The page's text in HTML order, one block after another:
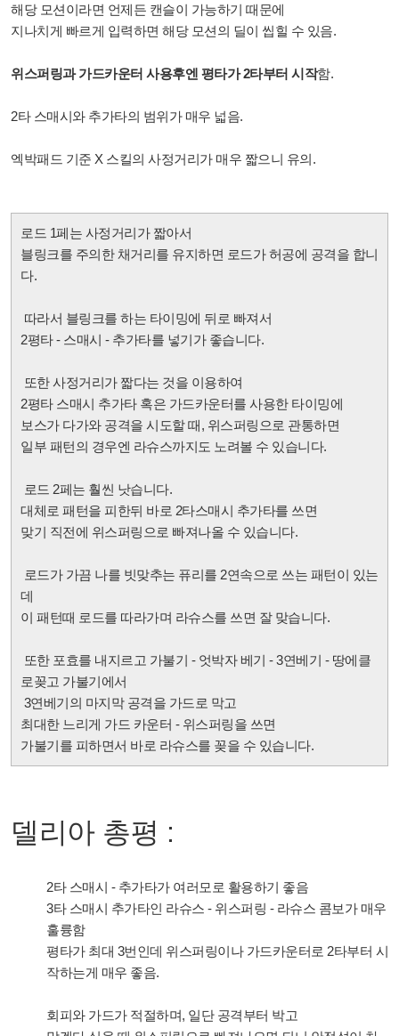
해당 모션이라면 언제든 캔슬이 가능하기 때문에
지나치게 빠르게 입력하면 해당 모션의 딜이 씹힐 수 있음.
위스퍼링과 가드카운터 사용후엔 평타가 2타부터 시작함.
2타 스매시와 추가타의 범위가 매우 넓음.
엑박패드 기준 X 스킬의 사정거리가 매우 짧으니 유의.
로드 1페는 사정거리가 짧아서
블링크를 주의한 채거리를 유지하면 로드가 허공에 공격을 합니
다.
따라서 블링크를 하는 타이밍에 뒤로 빠져서
2평타 - 스매시 - 추가타를 넣기가 좋습니다.
또한 사정거리가 짧다는 것을 이용하여
2평타 스매시 추가타 혹은 가드카운터를 사용한 타이밍에
보스가 다가와 공격을 시도할 때, 위스퍼링으로 관통하면
일부 패턴의 경우엔 라슈스까지도 노려볼 수 있습니다.
로드 2페는 훨씬 낫습니다.
대체로 패턴을 피한뒤 바로 2타스매시 추가타를 쓰면
맞기 직전에 위스퍼링으로 빠져나올 수 있습니다.
로드가 가끔 나를 빗맞추는 퓨리를 2연속으로 쓰는 패턴이 있는
데
이 패턴때 로드를 따라가며 라슈스를 쓰면 잘 맞습니다.
또한 포효를 내지르고 가불기 - 엇박자 베기 - 3연베기 - 땅에클
로꽂고 가불기에서
3연베기의 마지막 공격을 가드로 막고
최대한 느리게 가드 카운터 - 위스퍼링을 쓰면
가불기를 피하면서 바로 라슈스를 꽂을 수 있습니다.
델리아 총평 :
2타 스매시 - 추가타가 여러모로 활용하기 좋음
3타 스매시 추가타인 라슈스 - 위스퍼링 - 라슈스 콤보가 매우
훌륭함
평타가 최대 3번인데 위스퍼링이나 가드카운터로 2타부터 시
작하는게 매우 좋음.
회피와 가드가 적절하며, 일단 공격부터 박고